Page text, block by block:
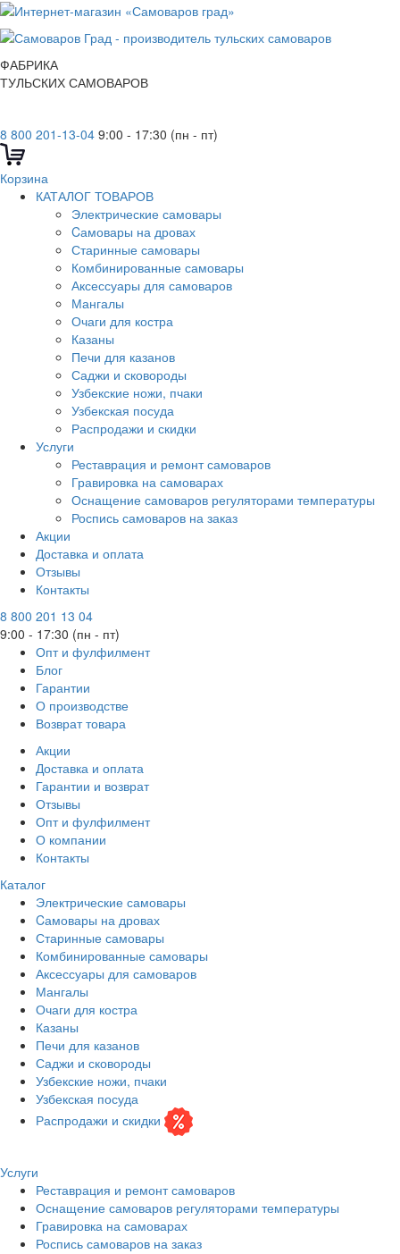
ФАБРИКА
ТУЛЬСКИХ САМОВАРОВ
8 800 201-13-04 9:00 - 17:30 (пн - пт)
Корзина
КАТАЛОГ ТОВАРОВ
Электрические самовары
Cамовары на дровах
Старинные самовары
Комбинированные самовары
Аксессуары для самоваров
Мангалы
Очаги для костра
Казаны
Печи для казанов
Саджи и сковороды
Узбекские ножи, пчаки
Узбекская посуда
Распродажи и скидки
Услуги
Реставрация и ремонт самоваров
Гравировка на самоварах
Оснащение самоваров регуляторами температуры
Роспись самоваров на заказ
Акции
Доставка и оплата
Отзывы
Контакты
8 800 201 13 04
9:00 - 17:30 (пн - пт)
Опт и фулфилмент
Блог
Гарантии
О производстве
Возврат товара
Акции
Доставка и оплата
Гарантии и возврат
Отзывы
Опт и фулфилмент
О компании
Контакты
Каталог
Электрические самовары
Cамовары на дровах
Старинные самовары
Комбинированные самовары
Аксессуары для самоваров
Мангалы
Очаги для костра
Казаны
Печи для казанов
Саджи и сковороды
Узбекские ножи, пчаки
Узбекская посуда
Распродажи и скидки
Услуги
Реставрация и ремонт самоваров
Оснащение самоваров регуляторами температуры
Гравировка на самоварах
Роспись самоваров на заказ